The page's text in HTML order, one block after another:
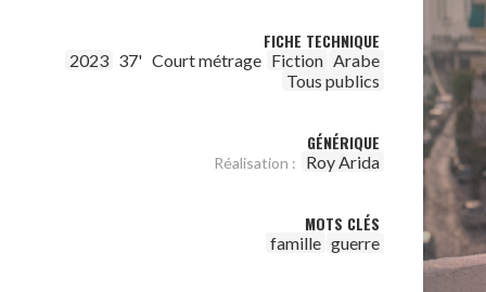
FICHE TECHNIQUE
2023 37' Court métrage Fiction Arabe
Tous publics
GÉNÉRIQUE
Réalisation : Roy Arida
MOTS CLÉS
famille guerre